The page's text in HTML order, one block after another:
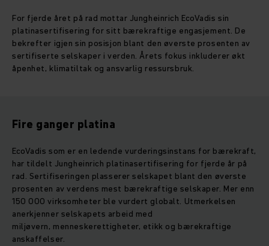
For fjerde året på rad mottar Jungheinrich EcoVadis sin
platinasertifisering for sitt bærekraftige engasjement. De
bekrefter igjen sin posisjon blant den øverste prosenten av
sertifiserte selskaper i verden. Årets fokus inkluderer økt
åpenhet, klimatiltak og ansvarlig ressursbruk.
Fire ganger platina
EcoVadis som er en ledende vurderingsinstans for bærekraft,
har tildelt Jungheinrich platinasertifisering for fjerde år på
rad. Sertifiseringen plasserer selskapet blant den øverste
prosenten av verdens mest bærekraftige selskaper. Mer enn
150 000 virksomheter ble vurdert globalt. Utmerkelsen
anerkjenner selskapets arbeid med
miljøvern, menneskerettigheter, etikk og bærekraftige
anskaffelser.